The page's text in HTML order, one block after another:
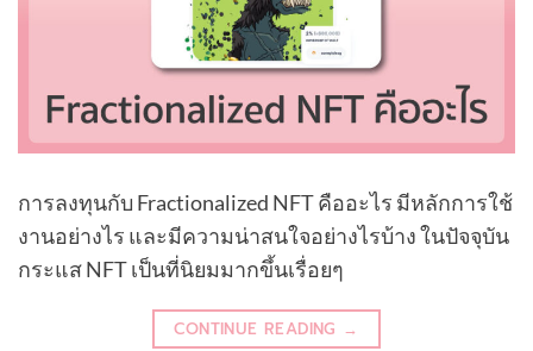
การลงทุนกับ Fractionalized NFT คืออะไร มีหลักการใช้
งานอย่างไร และมีความน่าสนใจอย่างไรบ้าง ในปัจจุบัน
กระแส NFT เป็นที่นิยมมากขึ้นเรื่อยๆ
CONTINUE READING →